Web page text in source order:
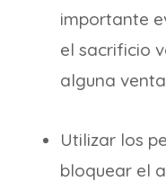
importante
el sacrificio
alguna
Utilizar los
bloquear el